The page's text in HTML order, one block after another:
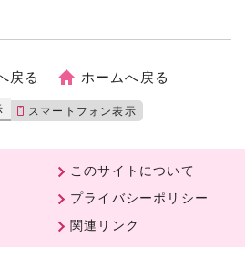
戻る ホームへ戻る
スマートフォン表示
このサイトについて
プライバシーポリシー
関連リンク